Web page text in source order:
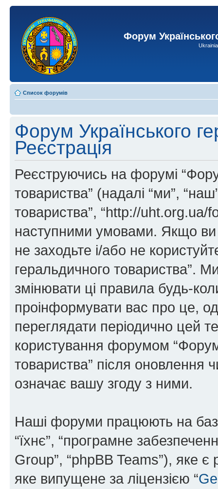
Форум
Список форумів
Форум Українського
Реєстрація
Реєструючись на форумі
товариства” (надалі “ми”,
товариства”, “http://uht.org.ua/
наступними умовами. Якщо ви
не заходьте і/або не
геральдичного товариства”.
змінювати ці правила будь-
проінформувати вас про це,
переглядати періодично цей
користування форумом
товариства” після оновлення
означає вашу згоду з ними.
Наші форуми працюють на
“їхнє”, “програмне
Group”, “phpBB Teams”), яке
яке випущене за ліцензією “